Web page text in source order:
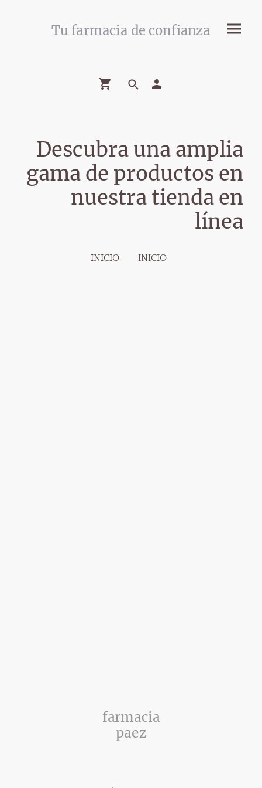
Tu farmacia de confianza
Descubra una amplia
gama de productos en
nuestra tienda en
línea
INICIO INICIO
farmacia
paez